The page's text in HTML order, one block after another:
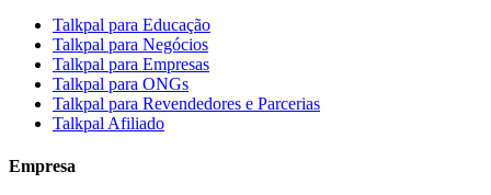
Talkpal para Educação
Talkpal para Negócios
Talkpal para Empresas
Talkpal para ONGs
Talkpal para Revendedores e Parcerias
Talkpal Afiliado
Empresa